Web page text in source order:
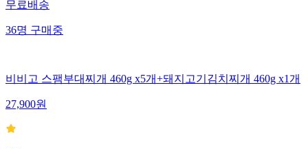
무료배송
36명구매중
비비고 스팸부대찌개 460g x5개+돼지고기김치찌개 460g x1개
27,900원